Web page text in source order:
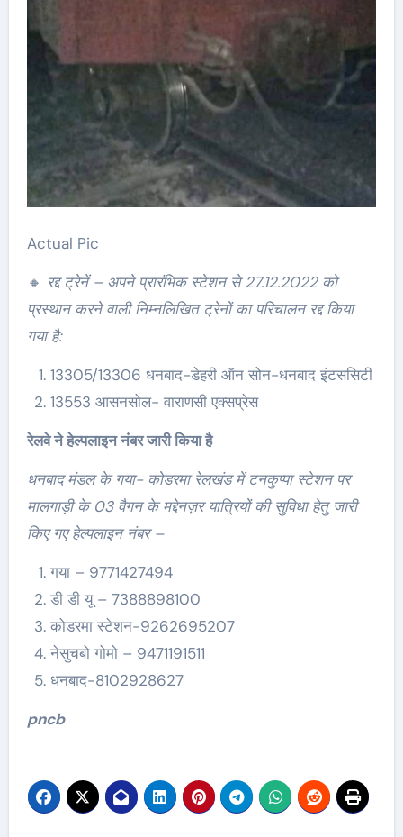
Actual Pic
🔸 रद्द ट्रेनें – अपने प्रारंभिक स्टेशन से 27.12.2022 को
प्रस्थान करने वाली निम्नलिखित ट्रेनों का परिचालन रद्द किया
गया है:
13305/13306 धनबाद-डेहरी ऑन सोन-धनबाद इंटससिटी
13553 आसनसोल- वाराणसी एक्सप्रेस
रेलवे ने हेल्पलाइन नंबर जारी किया है
धनबाद मंडल के गया- कोडरमा रेलखंड में टनकुप्पा स्टेशन पर
मालगाड़ी के 03 वैगन के मद्देनज़र यात्रियों की सुविधा हेतु जारी
किए गए हेल्पलाइन नंबर –
गया – 9771427494
डी डी यू – 7388898100
कोडरमा स्टेशन-9262695207
नेसुचबो गोमो – 9471191511
धनबाद-8102928627
pncb